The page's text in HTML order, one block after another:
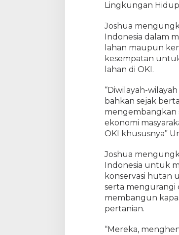
Lingkungan
Joshua
Indonesia dalam
lahan maupun
kesempatan
lahan di OKI.
“Diwilayah-
bahkan sejak
mengembangkan
ekonomi
OKI khususnya”
Joshua
Indonesia untuk
konservasi hutan
serta mengurangi
membangun
pertanian.
“Mereka,